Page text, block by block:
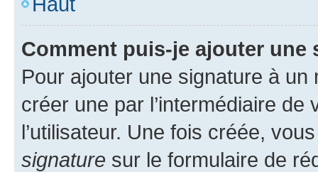
Comment puis-je ajouter une
Pour ajouter une signature à un
créer une par l’intermédiaire
l’utilisateur. Une fois créée,
signature sur le formulaire de